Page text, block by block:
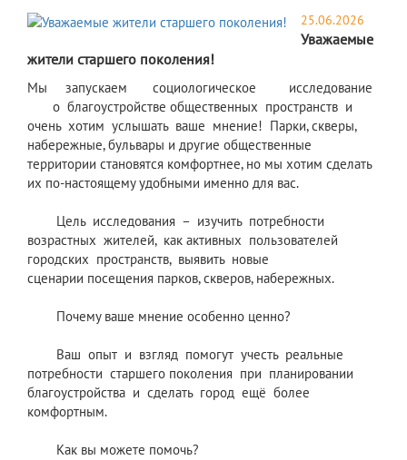
25.06.2026
Уважаемые
жители старшего поколения!
Мы запускаем социологическое исследование
о благоустройстве общественных пространств и
очень хотим услышать ваше мнение! Парки, скверы,
набережные, бульвары и другие общественные
территории становятся комфортнее, но мы хотим сделать
их по‑настоящему удобными именно для вас.
Цель исследования – изучить потребности
возрастных жителей, как активных пользователей
городских пространств, выявить новые
сценарии посещения парков, скверов, набережных.
Почему ваше мнение особенно ценно?
Ваш опыт и взгляд помогут учесть реальные
потребности старшего поколения при планировании
благоустройства и сделать город ещё более
комфортным.
Как вы можете помочь?